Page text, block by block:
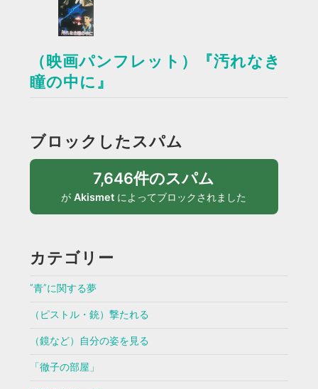
（映画パンフレット）『汚れなき
瞳の中に』
ブロックしたスパム
7,646件のスパム
がAkismet によってブロックされました
カテゴリー
”青”に関する夢
（ピストル・銃）撃たれる
（鏡など）自分の姿を見る
「徹子の部屋」